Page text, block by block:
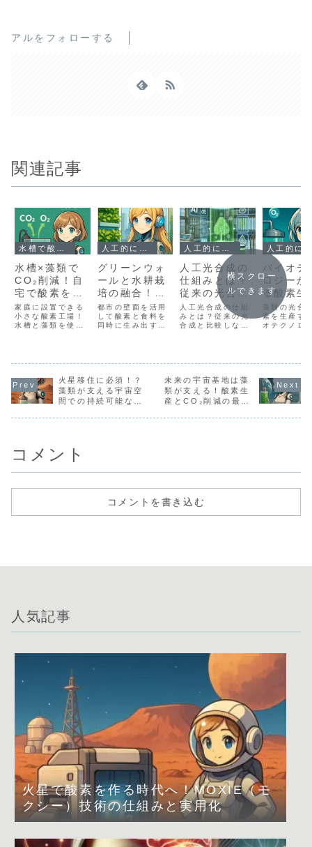
アルをフォローする
関連記事
水槽×藻類で
CO₂削減！自
宅で酸素を生
産するエコシ
ステムを作ろ
う
家庭に設置できる
小さな酸素工場！
水槽と藻類を使っ
ト・設置環境とと
誌スタイルで徹底
解説します。
グリーンウォ
ールと水耕栽
培の融合！酸
素生産と都市
の食糧自給の
可能性
都市の壁面を活用
して酸素と食料を
同時に生み出すグ
手順も研究目線で
人工光合成の
仕組みとは？
従来の光合成
と比較しなが
ら徹底解説！
人工光合成の仕組
みとは？従来の光
合成と比較しなが
と比較しながら徹
成とは？自然界の
仕組み 光合成と
は、植物が太陽光
を利用して水と二
酸化炭素を酸素と
バイオテ
ロジーが
る酸素生
藻類を活
た環境技
進化
藻類の光合
素を生産す
オテクノロ
による酸素
な装置と費
市や宇宙で
例をアルの
横スクロー
ルできます
火星移住に必須！？
藻類が支える宇宙空
間での持続可能な酸
未来の宇宙基地は藻
類が支える！酸素生
産とCO₂削減の最新
コメント
コメントを書き込む
人気記事
火星で酸素を作る時代へ！MOXIE（モ
クシー）技術の仕組みと実用化